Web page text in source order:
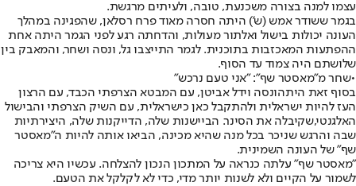
עצמו למנה בצורה משכנעת, טובה, ולעיתים מרגשת.
בגמר ששודר אמש (ש') היתה חסרה מאוד פרח רסלאן, שהפגינה במהלך
העונה יכולות בישול ואלתור מעולות, והדחתה רגע לפני הגמר היתה אחת
ההפתעות המאכזבות בתוכנית. לגמר התייצבו גל, ונסה ושחר, והמאבק בין
שלושתם היה צמוד עד הסוף.
•שחר מ"מאסטר שף": "אני טעם נרכש"
בסוף זאת היתהונסה וידל אביטן, עם המבטא הצרפתי הכבד, עם הרצון
העז להיות ישראלית ולהתקבל כאן כישראלית, עם השיק הצרפתי והבישול
האלגנטי,שקיבלה את הסינר. הביישנות שלה, הדייקנות שלה, היצירתיות
שבה והרגש שניכר בכל מנה שהיא מכינה, הביאו אותה להיות ה"מאסטר
שף" של העונה השמינית.
"מאסטר שף" עלתה כנראה על המתכון הנכון להצלחה. עכשיו היא צריכה
לשמור על הקיים ולא לשנות יותר מדי, כדי לא לקלקל את הטעם.